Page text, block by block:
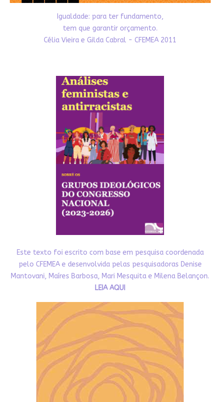
Igualdade: para ter fundamento,
tem que garantir orçamento.
Célia Vieira e Gilda Cabral - CFEMEA 2011
Este texto foi escrito com base em pesquisa coordenada
pelo CFEMEA e desenvolvida pelas pesquisadoras Denise
Mantovani, Maíres Barbosa, Mari Mesquita e Milena Belançon.
LEIA AQUI